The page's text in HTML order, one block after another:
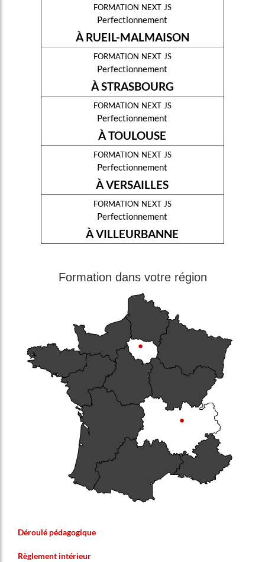
formation next js
Perfectionnement
À RUEIL-MALMAISON
formation next js
Perfectionnement
À STRASBOURG
formation next js
Perfectionnement
À TOULOUSE
formation next js
Perfectionnement
À VERSAILLES
formation next js
Perfectionnement
À VILLEURBANNE
Formation dans votre région
Déroulé pédagogique
Règlement intérieur